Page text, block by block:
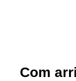
Com